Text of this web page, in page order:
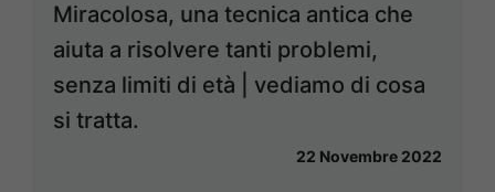
Miracolosa, una tecnica antica che
aiuta a risolvere tanti problemi,
senza limiti di età | vediamo di cosa
si tratta.
22 Novembre 2022